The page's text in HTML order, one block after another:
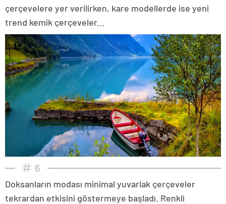
çerçevelere yer verilirken, kare modellerde ise yeni
trend kemik çerçeveler...
6
Doksanların modası minimal yuvarlak çerçeveler
tekrardan etkisini göstermeye başladı. Renkli